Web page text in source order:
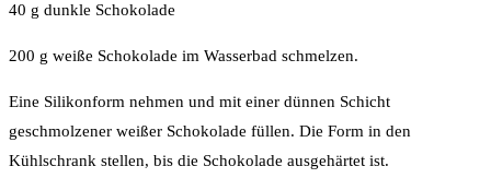
40 g dunkle Schokolade
200 g weiße Schokolade im Wasserbad schmelzen.
Eine Silikonform nehmen und mit einer dünnen Schicht
geschmolzener weißer Schokolade füllen. Die Form in den
Kühlschrank stellen, bis die Schokolade ausgehärtet ist.